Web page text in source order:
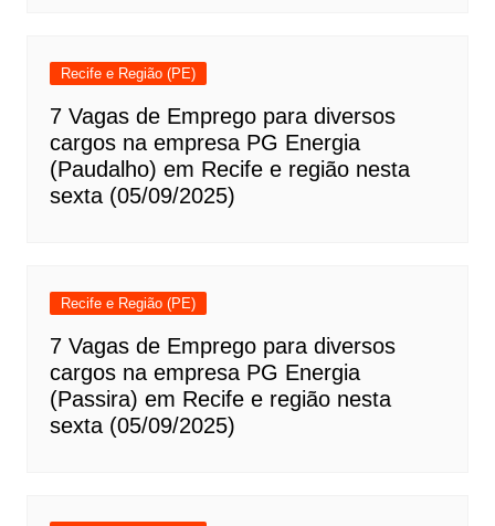
Recife e Região (PE)
7 Vagas de Emprego para diversos
cargos na empresa PG Energia
(Paudalho) em Recife e região nesta
sexta (05/09/2025)
Recife e Região (PE)
7 Vagas de Emprego para diversos
cargos na empresa PG Energia
(Passira) em Recife e região nesta
sexta (05/09/2025)